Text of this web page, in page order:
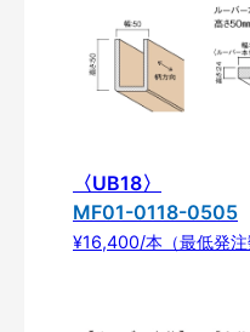
〈UB18〉
MF01-0118-0505
¥16,400/本（最低発注